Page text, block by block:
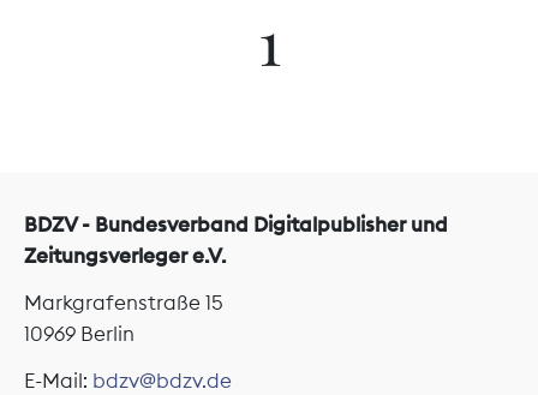
1
BDZV - Bundesverband Digitalpublisher und
Zeitungsverleger e.V.
Markgrafenstraße 15
10969 Berlin
E-Mail: bdzv@bdzv.de